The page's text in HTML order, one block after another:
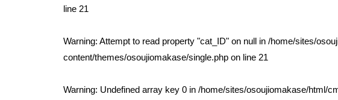
line 21
Warning: Attempt to read property "cat_ID" on null in /home/sites/
content/themes/osoujiomakase/single.phpon line 21
Warning: Undefined array key 0 in /home/sites/osoujiomakase/html/